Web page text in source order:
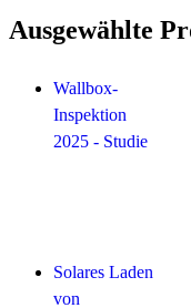
Ausgewählte
Wallbox-
Inspektion
2025 - Studie
Solares Laden
von